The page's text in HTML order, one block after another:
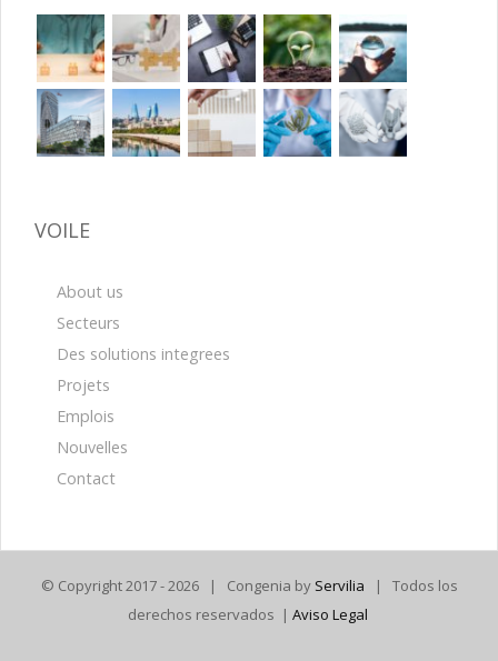
VOILE
About us
Secteurs
Des solutions integrees
Projets
Emplois
Nouvelles
Contact
© Copyright 2017 -2026 | Congenia by Servilia | Todos los
derechos reservados | Aviso Legal